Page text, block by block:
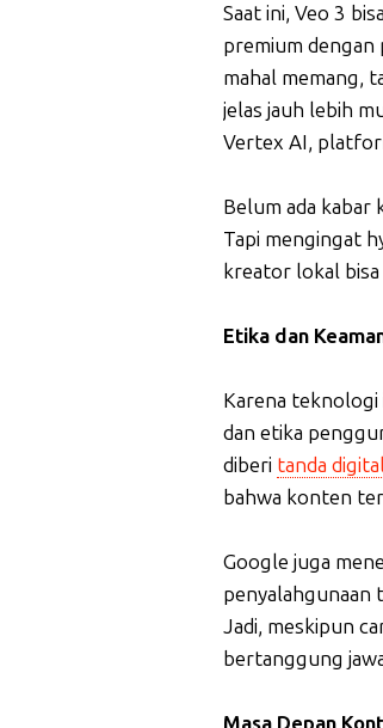
Saat ini, Veo 3
premium dengan
mahal memang,
jelas jauh lebih
Vertex AI,
Belum ada kabar
Tapi mengingat
kreator lokal
Etika dan
Karena teknologi
dan etika
diberi tanda
bahwa konten
Google juga
penyalahgunaan
Jadi, meskipun
bertanggung